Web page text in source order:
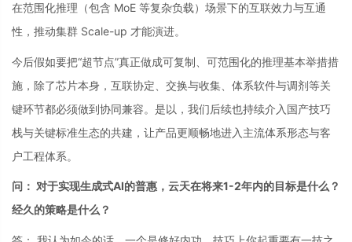
在范围化推理（包含 MoE 等复杂负载）场景下的互联效力与互通
性，推动集群 Scale-up 才能演进。
今后假如要把“超节点”真正做成可复制、可范围化的推理基本举措措
施，除了芯片本身，互联协定、交换与收集、体系软件与调剂等关
键环节都必须做到协同兼容。是以，我们后续也持续介入国产技巧
栈与关键标准生态的共建，让产品更顺畅地进入主流体系形态与客
户工程体系。
问： 对于实现生成式AI的普惠，云天在将来1-2年内的目标是什么？
经久的策略是什么？